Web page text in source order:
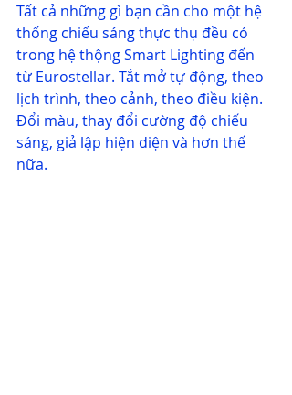
Tất cả những gì bạn cần cho một hệ
thống chiếu sáng thực thụ đều có
trong hệ thộng Smart Lighting đến
từ Eurostellar. Tắt mở tự động, theo
lịch trình, theo cảnh, theo điều kiện.
Đổi màu, thay đổi cường độ chiếu
sáng, giả lập hiện diện và hơn thế
nữa.